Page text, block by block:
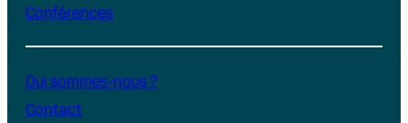
Conférences
Qui sommes-nous ?
Contact